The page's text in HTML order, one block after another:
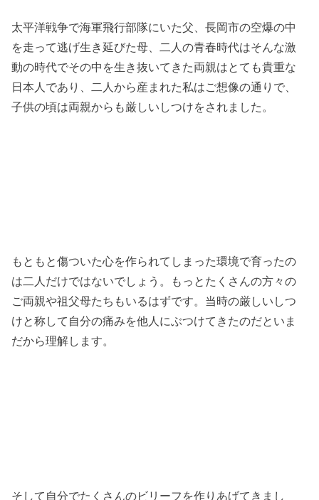
太平洋戦争で海軍飛行部隊にいた父、長岡市の空爆の中
を走って逃げ生き延びた母、二人の青春時代はそんな激
動の時代でその中を生き抜いてきた両親はとても貴重な
日本人であり、二人から産まれた私はご想像の通りで、
子供の頃は両親からも厳しいしつけをされました。
もともと傷ついた心を作られてしまった環境で育ったの
は二人だけではないでしょう。もっとたくさんの方々の
ご両親や祖父母たちもいるはずです。当時の厳しいしつ
けと称して自分の痛みを他人にぶつけてきたのだといま
だから理解します。
そして自分でたくさんのビリーフを作りあげてきまし